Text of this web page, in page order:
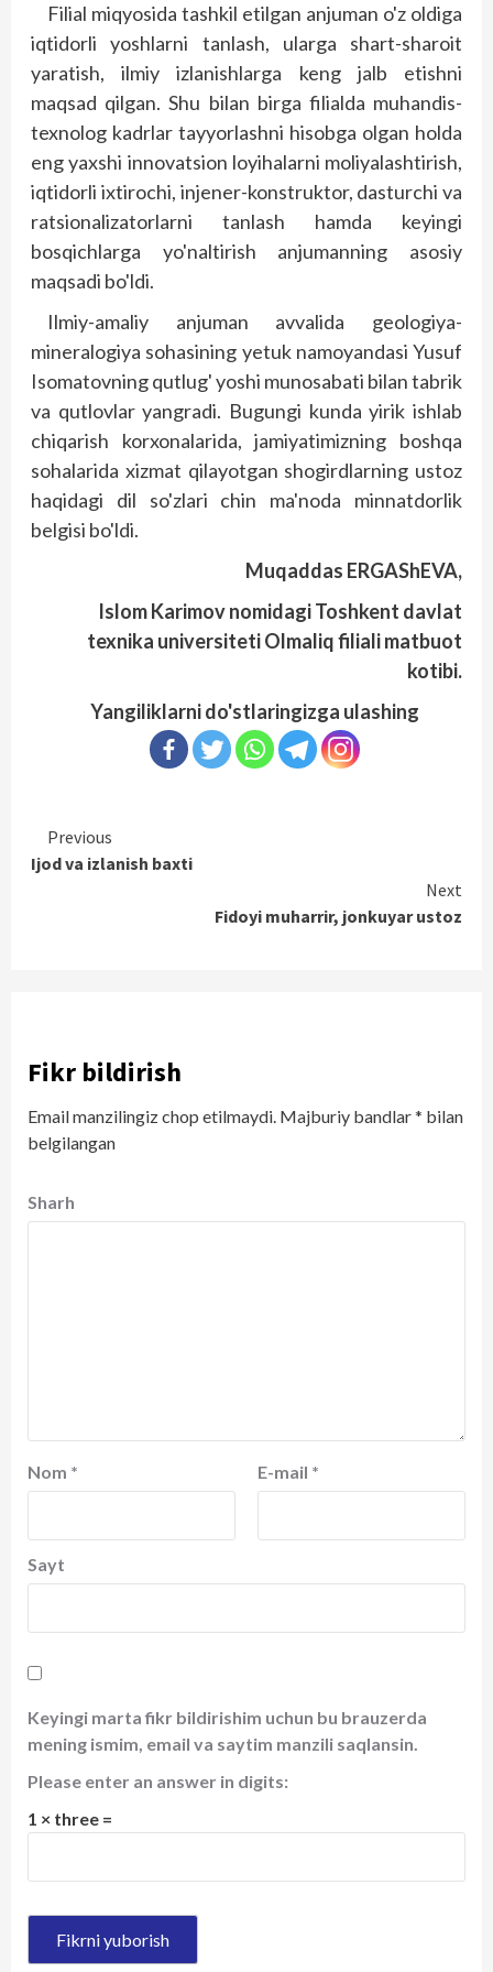
Filial miqyosida tashkil etilgan anjuman o'z oldiga
iqtidorli yoshlarni tanlash, ularga shart-sharoit
yaratish, ilmiy izlanishlarga keng jalb etishni
maqsad qilgan. Shu bilan birga filialda muhandis-
texnolog kadrlar tayyorlashni hisobga olgan holda
eng yaxshi innovatsion loyihalarni moliyalashtirish,
iqtidorli ixtirochi, injener-konstruktor, dasturchi va
ratsionalizatorlarni tanlash hamda ke­yingi
bosqichlarga yo'naltirish anjumanning asosiy
maqsadi bo'ldi.
Ilmiy-amaliy anjuman avvalida geologiya-
mineralogiya sohasining yetuk namoyandasi Yusuf
Isomatovning qutlug' yoshi munosabati bilan tabrik
va qutlovlar yang­radi. Bugungi kunda yirik ishlab
chiqarish korxonalarida, jamiyatimizning bosh­­qa
sohalarida xizmat qilayotgan shogirdlarning ustoz
haqidagi dil so'zlari chin ma'noda minnatdorlik
belgisi bo'ldi.
Muqaddas ERGAShEVA,
Islom Karimov nomidagi Toshkent davlat
texnika universiteti Olmaliq filiali matbuot
kotibi.
Yangiliklarni do'stlaringizga ulashing
Continue
Reading
Previous
Ijod va izlanish baxti
Next
Fidoyi muharrir, jonkuyar ustoz
Fikr bildirish
Email manzilingiz chop etilmaydi. Majburiy bandlar* bilan
belgilangan
Sharh
Nom * E-mail *
Sayt
Keyingi marta fikr bildirishim uchun bu brauzerda
mening ismim, email va saytim manzili saqlansin.
Please enter an answer in digits:
1 × three =